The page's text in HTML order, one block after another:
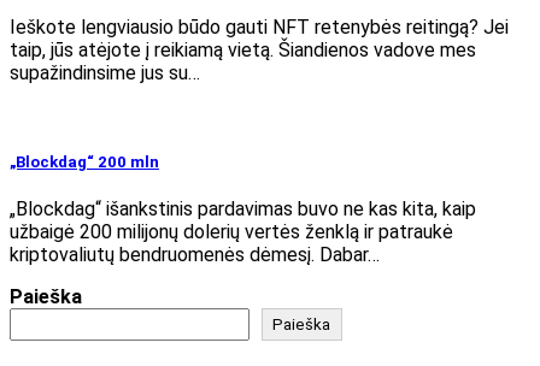
Ieškote lengviausio būdo gauti NFT retenybės reitingą? Jei
taip, jūs atėjote į reikiamą vietą. Šiandienos vadove mes
supažindinsime jus su…
„Blockdag“ 200 mln
„Blockdag“ išankstinis pardavimas buvo ne kas kita, kaip
užbaigė 200 milijonų dolerių vertės ženklą ir patraukė
kriptovaliutų bendruomenės dėmesį. Dabar…
Paieška
Paieška